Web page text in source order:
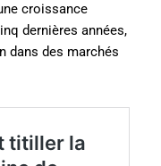
croissance
dernières années,
dans des marchés